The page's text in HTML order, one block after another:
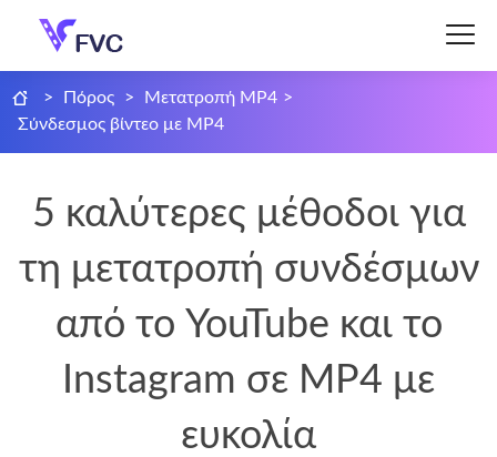
> Πόρος > Μετατροπή MP4 >
Σύνδεσμος βίντεο με MP4
5 καλύτερες μέθοδοι για
τη μετατροπή συνδέσμων
από το YouTube και το
Instagram σε MP4 με
ευκολία